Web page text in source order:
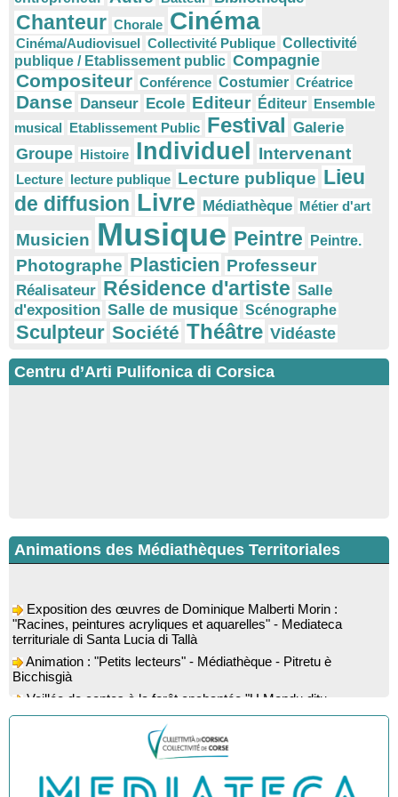
Chanteur Chorale Cinéma
Cinéma/Audiovisuel Collectivité Publique Collectivité
publique / Etablissement public Compagnie
Compositeur Conférence Costumier Créatrice
Danse Danseur Ecole Editeur Éditeur Ensemble
musical Etablissement Public Festival Galerie
Groupe Histoire Individuel Intervenant
Lecture lecture publique Lecture publique Lieu
de diffusion Livre Médiathèque Métier d'art
Musicien Musique Peintre Peintre.
Photographe Plasticien Professeur
Réalisateur Résidence d'artiste Salle
d'exposition Salle de musique Scénographe
Sculpteur Société Théâtre Vidéaste
Centru d’Arti Pulifonica di Corsica
Animations des Médiathèques Territoriales
Exposition des œuvres de Dominique Malberti Morin :
"Racines, peintures acryliques et aquarelles" - Mediateca
territuriale di Santa Lucia di Tallà
Animation : "Petits lecteurs" - Médiathèque - Pitretu è
Bicchisgià
Veillée de contes à la forêt enchantée "U Mondu ditu
Colloque : "Taravu : terre de patrimoines", Regards sur le
patrimoine religieux, roman, thermal et littéraire - Spaziu Jean-
Marc Fiamma - A Sarra di Farru
Spectacle musical : "Viaghju in Corsica cù Regina & Bruno",